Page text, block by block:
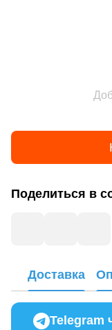
Поделиться в
Доставка
Telegram